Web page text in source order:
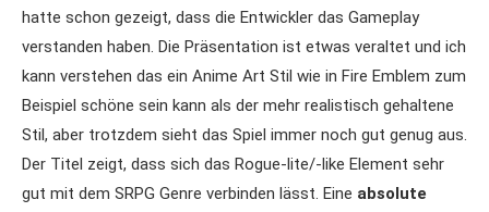
hatte schon gezeigt, dass die Entwickler das Gameplay
verstanden haben. Die Präsentation ist etwas veraltet und ich
kann verstehen das ein Anime Art Stil wie in Fire Emblem zum
Beispiel schöne sein kann als der mehr realistisch gehaltene
Stil, aber trotzdem sieht das Spiel immer noch gut genug aus.
Der Titel zeigt, dass sich das Rogue-lite/-like Element sehr
gut mit dem SRPG Genre verbinden lässt. Eine absolute